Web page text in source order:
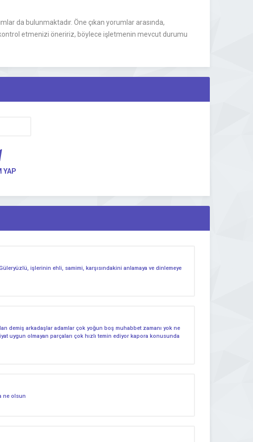
da bulunmaktadır. Öne çıkan yorumlar arasında,
kontrol etmenizi öneririz, böylece işletmenin mevcut durumu
YAP
işlerinin ehli, samimi, karşısındakini anlamaya ve dinlemeye
demiş arkadaşlar adamlar çok yoğun boş muhabbet zamanı yok ne
uygun olmayan parçaları çok hızlı temin ediyor kapora konusunda
ne olsun